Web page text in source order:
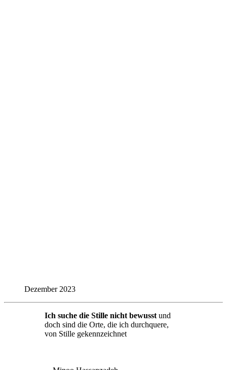
Dezember 2023
Ich suche die Stille nicht bewusst und
doch sind die Orte, die ich durchquere,
von Stille gekennzeichnet